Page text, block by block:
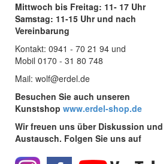
Mittwoch bis Freitag: 11- 17 Uhr
Samstag: 11-15 Uhr und nach
Vereinbarung
Kontakt: 0941 - 70 21 94 und
Mobil 0170 - 31 80 748
Mail: wolf@erdel.de
Besuchen Sie auch unseren
Kunstshop www.erdel-shop.de
Wir freuen uns über Diskussion und
Austausch. Folgen Sie uns auf